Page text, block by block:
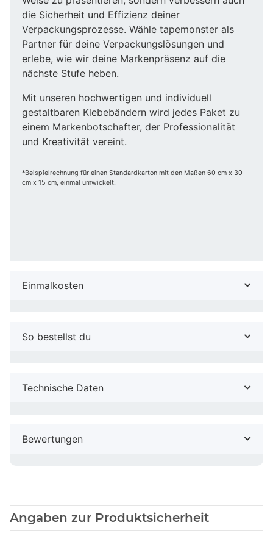
die Sicherheit und Effizienz deiner
Verpackungsprozesse. Wähle tapemonster als
Partner für deine Verpackungslösungen und
erlebe, wie wir deine Markenpräsenz auf die
nächste Stufe heben.
Mit unseren hochwertigen und individuell
gestaltbaren Klebebändern wird jedes Paket zu
einem Markenbotschafter, der Professionalität
und Kreativität vereint.
*Beispielrechnung für einen Standardkarton mit den Maßen 60 cm x 30
cm x 15 cm, einmal umwickelt.
Einmalkosten
So bestellst du
Technische Daten
Bewertungen
Angaben zur Produktsicherheit